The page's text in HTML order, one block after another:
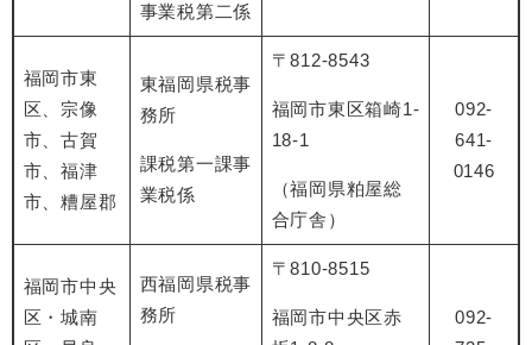
事業税第二係
福岡市東
区、宗像
市、古賀
市、福津
市、糟屋郡
東福岡県税事
務所
課税第一課事
業税係
〒812-8543
福岡市東区箱崎1-
18-1
（福岡県粕屋総
合庁舎）
092-
641-
0146
福岡市中央
区・城南
西福岡県税事
務所
〒810-8515
福岡市中央区赤
092-